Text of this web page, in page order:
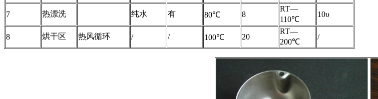
7 热漂洗 纯水 有 80℃ 8
RT—
110℃
10υ
8 烘干区 热风循环 / / 100℃ 20
RT—
200℃
/